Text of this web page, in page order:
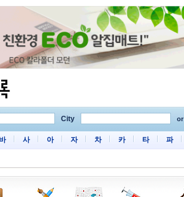
City or
바 사 아 자 차 카 타 파